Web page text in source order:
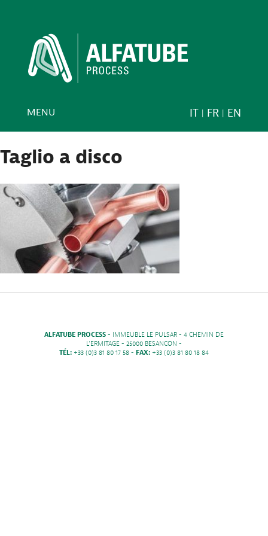
IT FR EN
MENU
Taglio a disco
ALFATUBE PROCESS - IMMEUBLE LE PULSAR - 4 CHEMIN DE
L'ERMITAGE - 25000 BESANCON -
TÉL: +33 (0)3 81 80 17 58 - FAX: +33 (0)3 81 80 18 84